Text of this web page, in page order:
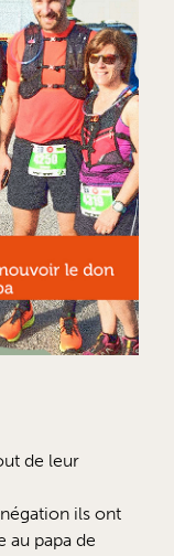
de leur
ils ont
papa de